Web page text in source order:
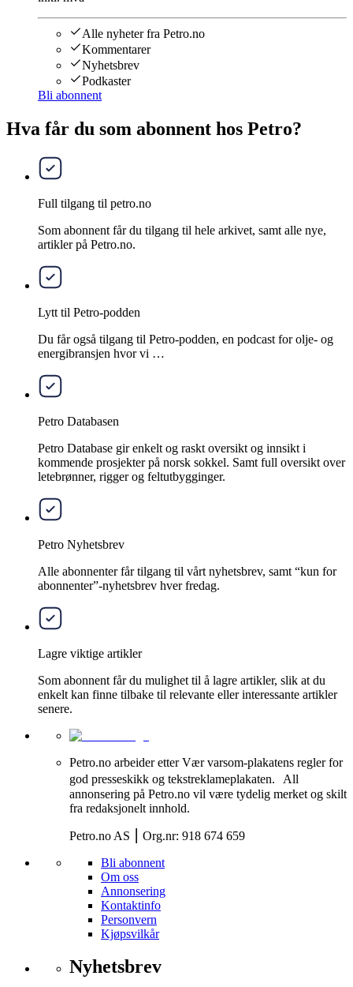
Alle nyheter fra Petro.no
Kommentarer
Nyhetsbrev
Podkaster
Bli abonnent
Hva får du som abonnent hos Petro?
Full tilgang til petro.no
Som abonnent får du tilgang til hele arkivet, samt alle nye,
artikler på Petro.no.
Lytt til Petro-podden
Du får også tilgang til Petro-podden, en podcast for olje- og
energibransjen hvor vi …
Petro Databasen
Petro Database gir enkelt og raskt oversikt og innsikt i
kommende prosjekter på norsk sokkel. Samt full oversikt over
letebrønner, rigger og feltutbygginger.
Petro Nyhetsbrev
Alle abonnenter får tilgang til vårt nyhetsbrev, samt “kun for
abonnenter”-nyhetsbrev hver fredag.
Lagre viktige artikler
Som abonnent får du mulighet til å lagre artikler, slik at du
enkelt kan finne tilbake til relevante eller interessante artikler
senere.
Petro.no arbeider etter Vær varsom-plakatens regler for
god presseskikk og tekstreklameplakaten. All
annonsering på Petro.no vil være tydelig merket og skilt
fra redaksjonelt innhold.
Petro.no AS ⎮ Org.nr: 918 674 659
Bli abonnent
Om oss
Annonsering
Kontaktinfo
Personvern
Kjøpsvilkår
Nyhetsbrev